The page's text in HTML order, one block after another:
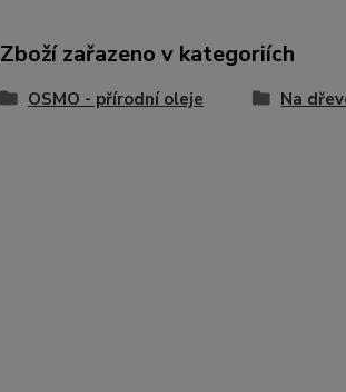
Zboží zařazeno v kategoriích
OSMO - přírodní oleje Na